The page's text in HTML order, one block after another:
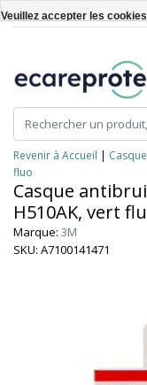
Revenir à Accueil |
fluo
Casque
H510AK, vert
Marque: 3M
SKU: A7100141471
Veuillez accepter les